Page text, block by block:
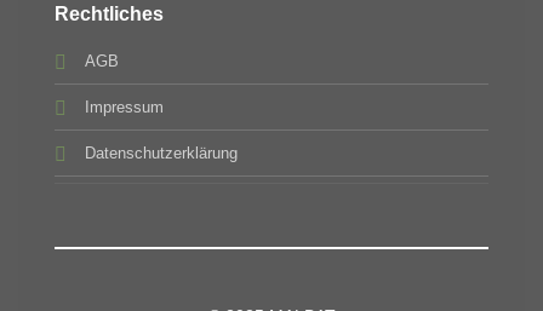
Rechtliches
AGB
Impressum
Datenschutzerklärung